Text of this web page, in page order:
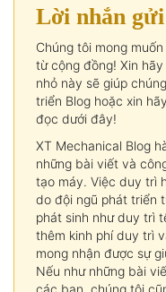
Lời nhắn gửi
Chúng tôi mong
từ cộng đồng! Xin
nhỏ này sẽ giúp
triển Blog hoặc xin
đọc dưới đây!
XT Mechanical Blog
những bài viết và
tạo máy. Việc duy trì
do đội ngũ phát triển
phát sinh như duy trì
thêm kinh phí duy trì
mong nhận được sự
Nếu như những bài
các bạn, chúng tôi